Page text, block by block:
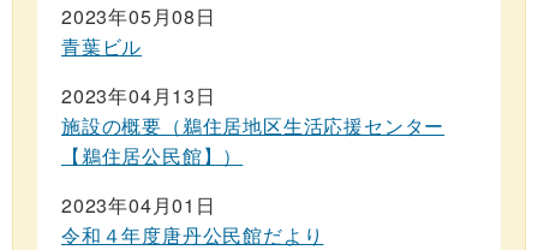
2023年05月08日
青葉ビル
2023年04月13日
施設の概要（鵜住居地区生活応援センター
【鵜住居公民館】）
2023年04月01日
令和４年度唐丹公民館だより